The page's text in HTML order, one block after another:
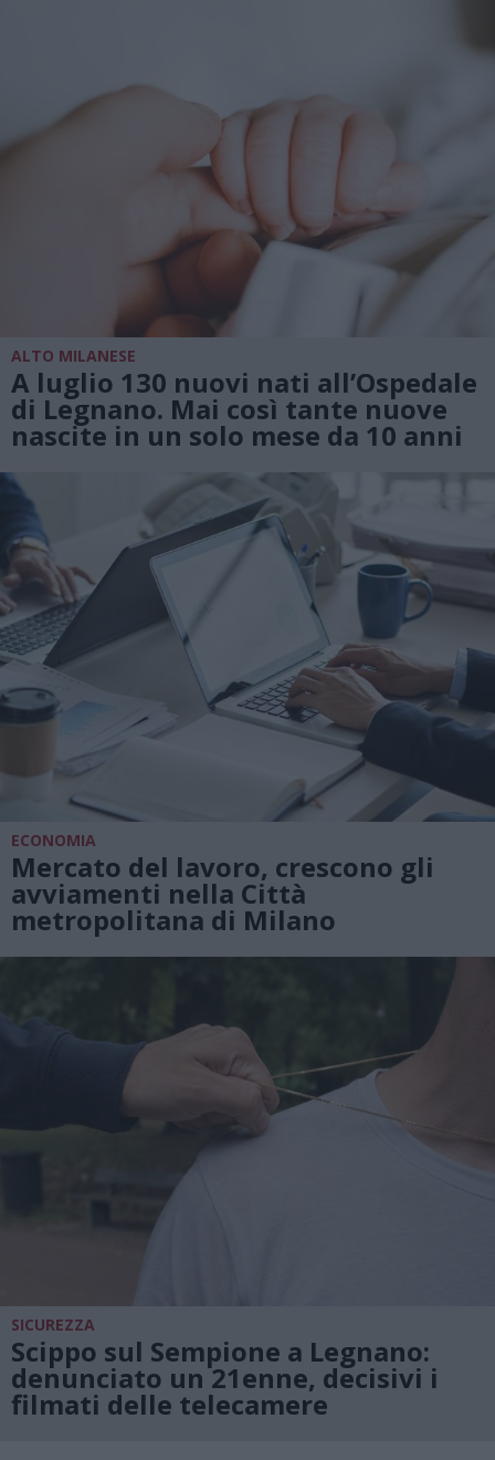
ALTO MILANESE
A luglio 130 nuovi nati all’Ospedale
di Legnano. Mai così tante nuove
nascite in un solo mese da 10 anni
ECONOMIA
Mercato del lavoro, crescono gli
avviamenti nella Città
metropolitana di Milano
SICUREZZA
Scippo sul Sempione a Legnano:
denunciato un 21enne, decisivi i
filmati delle telecamere